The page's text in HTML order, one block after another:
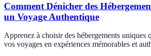
Comment Dénicher des
un Voyage Authentique
Apprenez à choisir des hébergements uniques
vos voyages en expériences mémorables et